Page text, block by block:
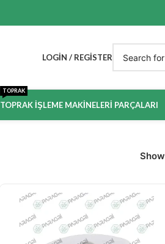
LOGIN / REGISTER
TOPRAK İŞLEME MAKINELERI PARÇALARI
TOPRAK
Show